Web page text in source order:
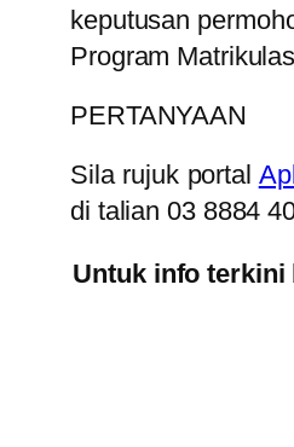
keputusan
Program
PERTANYAAN
Sila rujuk portal
di talian 03 8884
Untuk info terkini